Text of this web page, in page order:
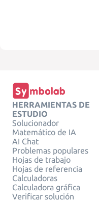
HERRAMIENTAS DE
ESTUDIO
Solucionador
Matemático de IA
AI Chat
Problemas populares
Hojas de trabajo
Hojas de referencia
Calculadoras
Calculadora gráfica
Verificar solución